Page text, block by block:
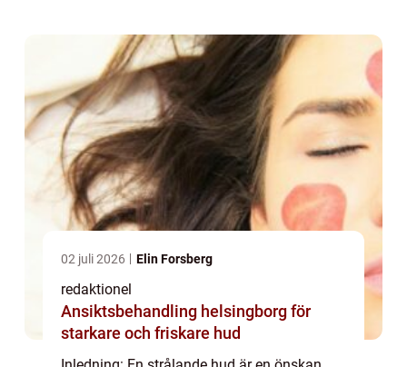
02 juli 2026 Elin Forsberg
redaktionel
Ansiktsbehandling helsingborg för
starkare och friskare hud